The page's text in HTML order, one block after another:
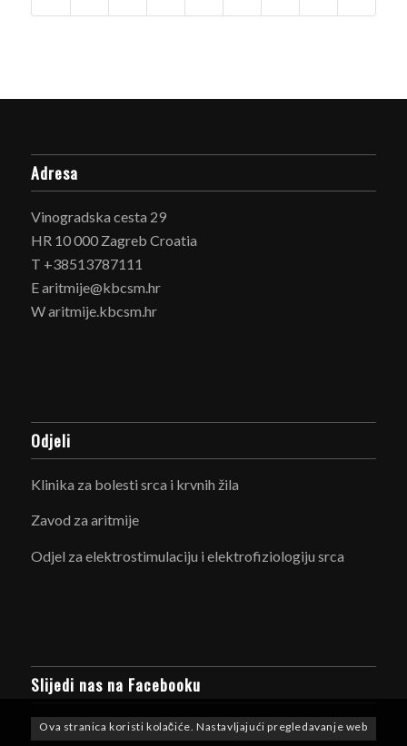
Adresa
Vinogradska cesta 29
HR 10 000 Zagreb Croatia
T +38513787111
E aritmije@kbcsm.hr
W aritmije.kbcsm.hr
Odjeli
Klinika za bolesti srca i krvnih žila
Zavod za aritmije
Odjel za elektrostimulaciju i elektrofiziologiju srca
Slijedi nas na Facebooku
Ova stranica koristi kolačiće. Nastavljajući pregledavanje web